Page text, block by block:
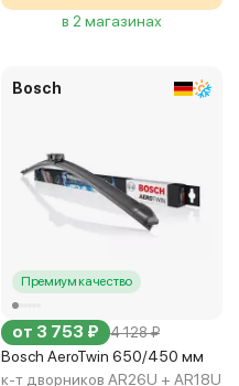
в 2 магазинах
Bosch
Премиум качество
от 3 753 ₽ 4 128 ₽
Bosch AeroTwin 650/450 мм
к-т дворников AR26U + AR18U